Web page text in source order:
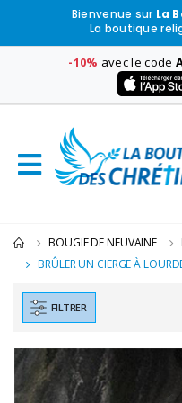
Bienvenue sur La
La boutique
-10% avec le code
BOUGIE DE NEUVAINE
BRÛLER UN CIERGE À
FILTRER